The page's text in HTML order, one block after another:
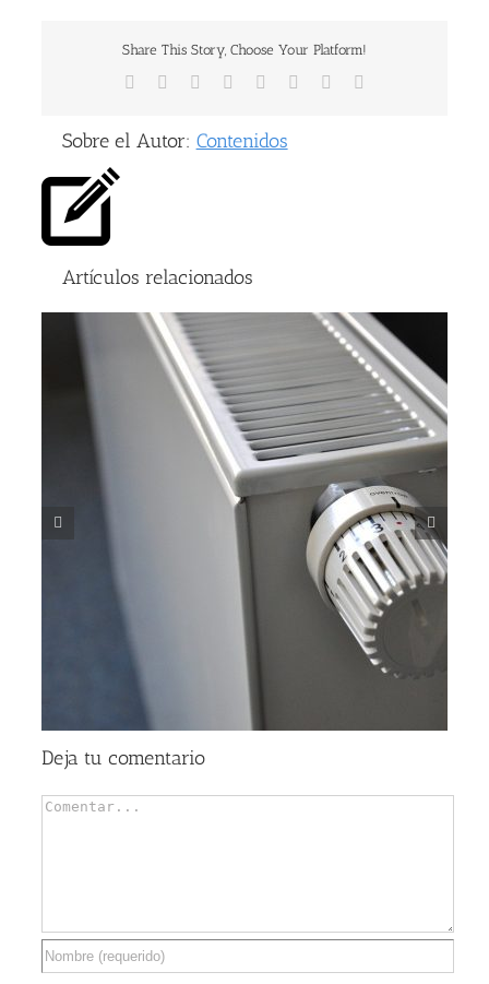
Share This Story, Choose Your Platform!
Facebook Reddit LinkedIn
TumblrPinterest
Sobre el Autor: Contenidos
Artículos relacionados
Qué tipo de aire acondicionado es mejor: características
Deja tu comentario
Comentar